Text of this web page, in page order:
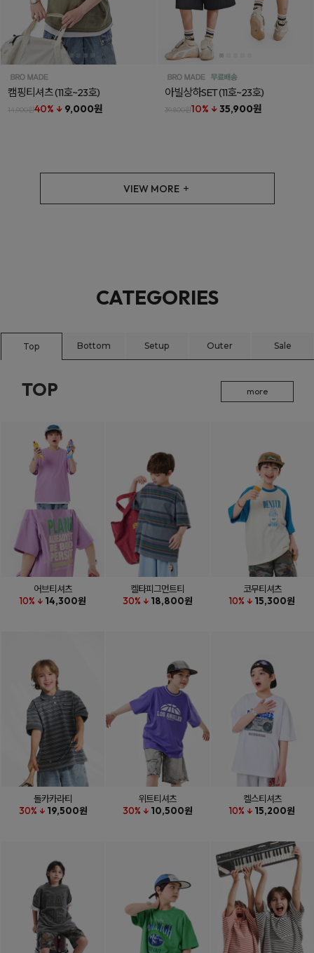
캠핑티셔츠(11호~23호)
14,900원40% ↓ 9,000원
아빌상하SET(11호~23호)
39,800원10% ↓ 35,900원
VIEW MORE
CATEGORIES
Top Bottom Setup Outer Sale
TOP more
어브티셔츠
10% ↓ 14,300원
켈타피그먼트티
30% ↓ 18,800원
코무티셔츠
10% ↓ 15,300원
돌카카라티
30% ↓ 19,500원
위트티셔츠
30% ↓ 10,500원
켈스티셔츠
10% ↓ 15,200원